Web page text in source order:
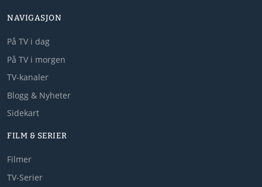
NAVIGASJON
På TV i dag
På TV i morgen
TV-kanaler
Blogg & Nyheter
Sidekart
FILM & SERIER
Filmer
TV-Serier